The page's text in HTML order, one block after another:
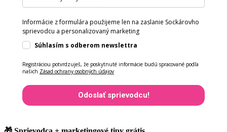
Informácie z formulára použijeme len na zaslanie Sockárovho
sprievodcu a personalizovaný marketing
Súhlasím s odberom newslettra
Registráciou potvrdzuješ, že poskytnuté informácie budú spracované podľa
našich Zásad ochrany osobných údajov
Odoslať sprievodcu!